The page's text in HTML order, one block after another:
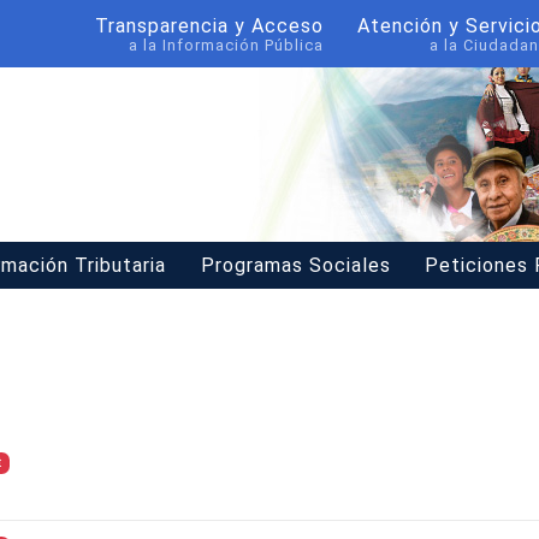
Transparencia y Acceso
a la Información Pública
Atención y
a la
Tributaria Programas Sociales Peticiones